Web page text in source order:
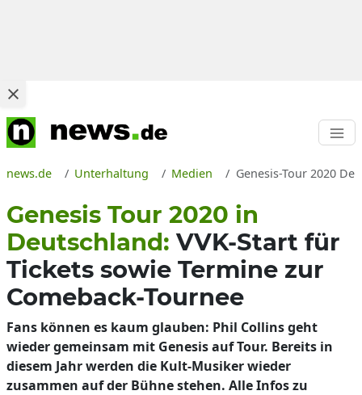
news.de Unterhaltung Medien Genesis-Tour 2020
Genesis Tour 2020 in
Deutschland: VVK-Start für
Tickets sowie Termine zur
Comeback-Tournee
Fans können es kaum glauben: Phil Collins geht
wieder gemeinsam mit Genesis auf Tour. Bereits in
diesem Jahr werden die Kult-Musiker wieder
zusammen auf der Bühne stehen. Alle Infos zu